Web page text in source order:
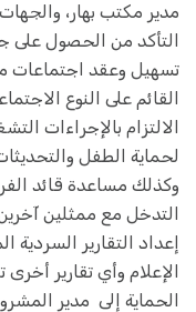
مدير مكتب بهار،
التأكد من الحصول على
تسهيل وعقد اجتماعات
القائم على النوع
الالتزام بالإجراءات
لحماية الطفل
وكذلك مساعدة قائد
التدخل مع ممثلين
الإعلام وأي تقارير
الحماية إلى مدير